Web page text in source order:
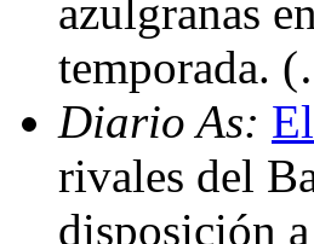
azulgranas
temporada.
Diario As:
rivales del
disposición